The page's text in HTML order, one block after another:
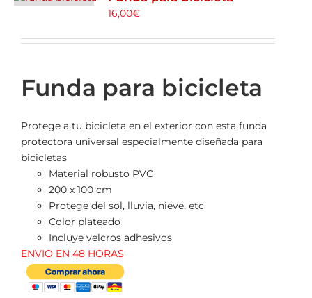
16,00€
Funda para bicicleta
Protege a tu bicicleta en el exterior con esta funda
protectora universal especialmente diseñada para
bicicletas
Material robusto PVC
200 x 100 cm
Protege del sol, lluvia, nieve, etc
Color plateado
Incluye velcros adhesivos
ENVIO EN 48 HORAS